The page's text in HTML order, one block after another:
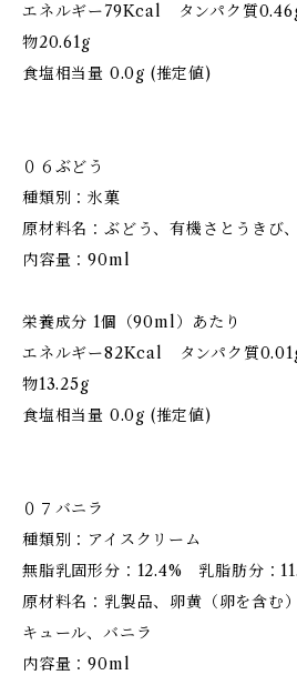
エネルギー79Kcal タンパク質
物20.61g
食塩相当量 0.0g (推定値)
０６ぶどう
種類別：氷菓
原材料名：ぶどう、有機さとうきび
内容量：90ml
栄養成分 1個（90ml）あたり
エネルギー82Kcal タンパク質
物13.25g
食塩相当量 0.0g (推定値)
０７バニラ
種類別：アイスクリーム
無脂乳固形分：12.4% 乳脂肪分：
原材料名：乳製品、卵黄（卵を含む
キュール、バニラ
内容量：90ml